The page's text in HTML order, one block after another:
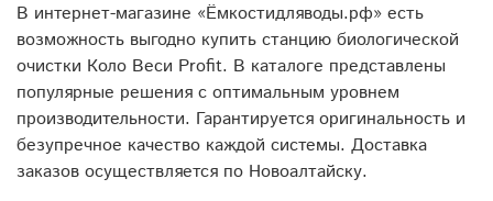
В интернет-магазине «Ёмкостидляводы.рф» есть
возможность выгодно купить станцию биологической
очистки Коло Веси Profit. В каталоге представлены
популярные решения с оптимальным уровнем
производительности. Гарантируется оригинальность и
безупречное качество каждой системы. Доставка
заказов осуществляется по Новоалтайску.